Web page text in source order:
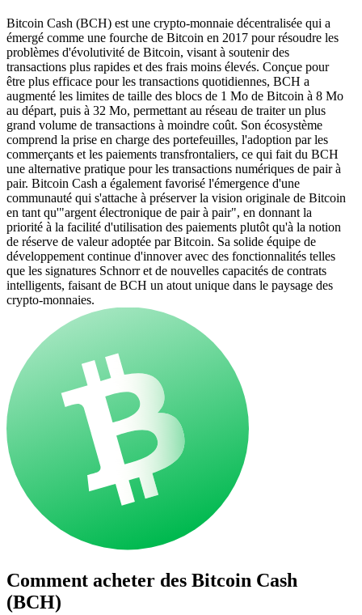
Bitcoin Cash (BCH) est une crypto-monnaie décentralisée qui a
émergé comme une fourche de Bitcoin en 2017 pour résoudre les
problèmes d'évolutivité de Bitcoin, visant à soutenir des
transactions plus rapides et des frais moins élevés. Conçue pour
être plus efficace pour les transactions quotidiennes, BCH a
augmenté les limites de taille des blocs de 1 Mo de Bitcoin à 8 Mo
au départ, puis à 32 Mo, permettant au réseau de traiter un plus
grand volume de transactions à moindre coût. Son écosystème
comprend la prise en charge des portefeuilles, l'adoption par les
commerçants et les paiements transfrontaliers, ce qui fait du BCH
une alternative pratique pour les transactions numériques de pair à
pair. Bitcoin Cash a également favorisé l'émergence d'une
communauté qui s'attache à préserver la vision originale de Bitcoin
en tant qu'"argent électronique de pair à pair", en donnant la
priorité à la facilité d'utilisation des paiements plutôt qu'à la notion
de réserve de valeur adoptée par Bitcoin. Sa solide équipe de
développement continue d'innover avec des fonctionnalités telles
que les signatures Schnorr et de nouvelles capacités de contrats
intelligents, faisant de BCH un atout unique dans le paysage des
crypto-monnaies.
Comment acheter des Bitcoin Cash
(BCH)